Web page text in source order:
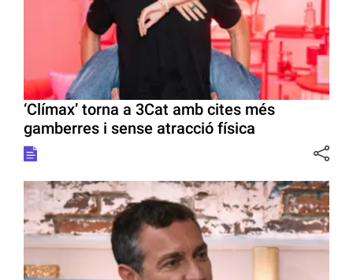
‘Clímax’ torna a 3Cat amb cites més
gamberres i sense atracció física